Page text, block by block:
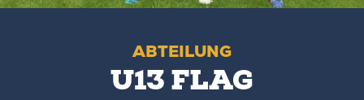
ABTEILUNG
U13 FLAG